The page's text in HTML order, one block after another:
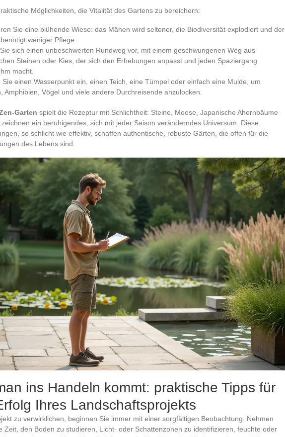
Möglichkeiten, die Vitalität des Gartens zu bereichern:
Sie eine blühende Wiese: das Mähen wird seltener, die Biodiversität explodiert und der
weniger Pflege.
sich einen unbeschwerten Rundweg vor, mit einem geschwungenen Weg aus
Steinen oder Kies, der sich den Erhebungen anpasst und jeden Spaziergang
macht.
Sie einen Wasserpunkt ein, einen Teich, eine Tümpel oder einfach eine Mulde, um
Amphibien, Vögel und viele andere Durchreisende anzulocken.
Garten spielt die Rezeptur mit Schlichtheit: Steine, Moose, Japanische Ahornbäume
ein beruhigendes, sich mit jeder Saison veränderndes Universum. Diese
so schlicht wie effektiv, schaffen authentische, robuste Gärten, die offen für die
des Lebens sind.
ins Handeln kommt: praktische Tipps für
Ihres Landschaftsprojekts
zu verwirklichen, beginnen Sie immer mit einer sorgfältigen Beobachtung. Nehmen
Zeit, den Boden zu studieren, Licht- oder Schattenzonen zu identifizieren, feuchte oder